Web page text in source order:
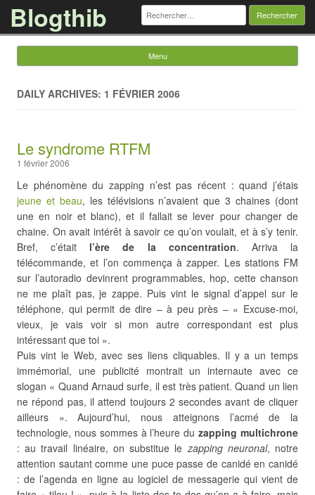
Blogthib Rechercher :
Menu
DAILY ARCHIVES: 1 FÉVRIER 2006
Le syndrome RTFM
1 février 2006
Le phénomène du zapping n’est pas récent : quand j’étais
jeune et beau, les télévisions n’avaient que 3 chaines (dont
une en noir et blanc), et il fallait se lever pour changer de
chaine. On avait intérêt à savoir ce qu’on voulait, et à s’y tenir.
Bref, c’était l’ère de la concentration. Arriva la
télécommande, et l’on commença à zapper. Les stations FM
sur l’autoradio devinrent programmables, hop, cette chanson
ne me plaît pas, je zappe. Puis vint le signal d’appel sur le
téléphone, qui permit de dire – à peu près – « Excuse-moi,
vieux, je vais voir si mon autre correspondant est plus
intéressant que toi ».
Puis vint le Web, avec ses liens cliquables. Il y a un temps
immémorial, une publicité montrait un internaute avec ce
slogan « Quand Arnaud surfe, il est très patient. Quand un lien
ne répond pas, il attend toujours 2 secondes avant de cliquer
ailleurs ». Aujourd’hui, nous atteignons l’acmé de la
technologie, nous sommes à l’heure duzapping multichrone
: au travail linéaire, on substitue lezapping neuronal, notre
attention sautant comme une puce passe de canidé en canidé
: de l’agenda en ligne au logiciel de messagerie qui vient de